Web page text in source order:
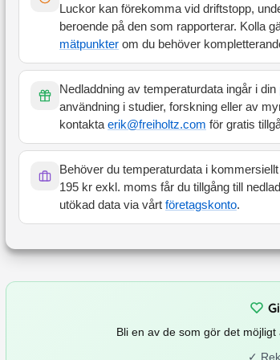
Luckor kan förekomma vid driftstopp,
beroende på den som rapporterar. Kolla
mätpunkter om du behöver
Nedladdning av temperaturdata ingår i din
användning i studier, forskning eller av
kontakta erik@freiholtz.com för gratis
Behöver du temperaturdata i
195 kr exkl. moms får du tillgång till
utökad data via vårt företagskonto.
Bli en av de som gör det
✓